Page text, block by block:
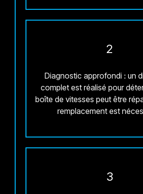
2
Diagnostic approfondi : un
complet est réalisé pour
boîte de vitesses peut être
remplacement est
3